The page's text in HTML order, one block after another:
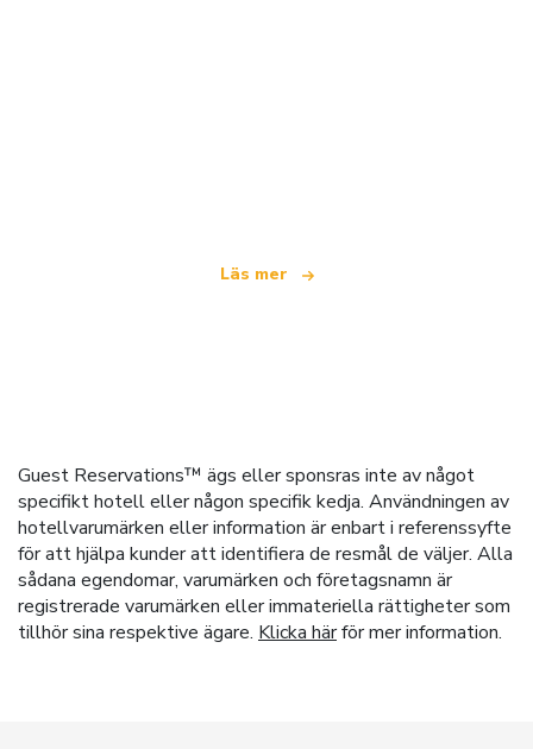
Läs mer
Guest Reservations™ ägs eller sponsras inte av något
specifikt hotell eller någon specifik kedja. Användningen av
hotellvarumärken eller information är enbart i referenssyfte
för att hjälpa kunder att identifiera de resmål de väljer. Alla
sådana egendomar, varumärken och företagsnamn är
registrerade varumärken eller immateriella rättigheter som
tillhör sina respektive ägare. Klicka härför mer information.